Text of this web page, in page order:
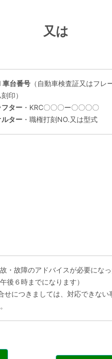
又は
台番号（自動車検査証又はフレ
刻印）
フター・KRC〇〇〇ー〇〇〇〇
ルター・職権打刻NO.又は型式
・故障のアドバイスが必要にな
後６時までになります）
につきましては、対応できない